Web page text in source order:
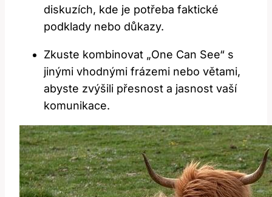
diskuzích, kde je potřeba faktické
podklady nebo důkazy.
Zkuste kombinovat „One Can See“ s
jinými vhodnými frázemi nebo větami,
abyste zvýšili přesnost a jasnost vaší
komunikace.